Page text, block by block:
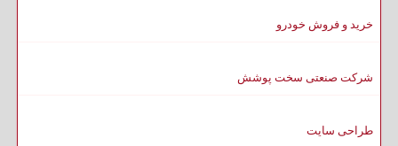
خرید و فروش خودرو
شرکت صنعتی سخت پوشش
طراحی سایت